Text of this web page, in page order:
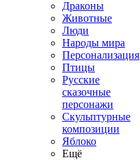
Драконы
Животные
Люди
Народы мира
Персонализация
Птицы
Русские
сказочные
персонажи
Скульптурные
композиции
Яблоко
Ещё